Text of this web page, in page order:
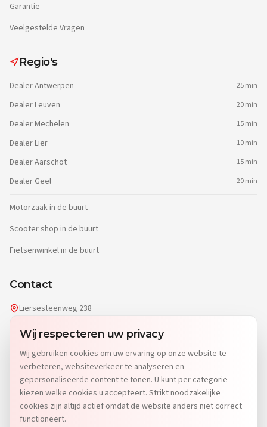
Wij respecteren uw privacy
Wij gebruiken cookies om uw ervaring op onze website te
verbeteren, websiteverkeer te analyseren en
gepersonaliseerde content te tonen. U kunt per categorie
kiezen welke cookies u accepteert. Strikt noodzakelijke
cookies zijn altijd actief omdat de website anders niet correct
functioneert.
Garantie
Veelgestelde Vragen
Regio's
DealerAntwerpen 25 min
DealerLeuven 20 min
DealerMechelen 15 min
DealerLier 10 min
DealerAarschot 15 min
Dealer Geel 20 min
Motorzaak in de buurt
Scooter shop in de buurt
Fietsenwinkel in de buurt
Contact
Liersesteenweg 238
info@dgwheels.be
014 96 04 32
Di: 9u-12u15 & 13u-19u
Wo-Vr: 9u-12u15 & 13u-18u
Za: 9u-15u
Zo & Ma: Gesloten